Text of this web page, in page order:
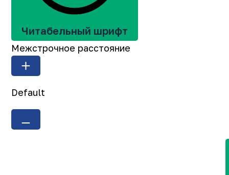
Читабельный шрифт
Межстрочное расстояние
Default